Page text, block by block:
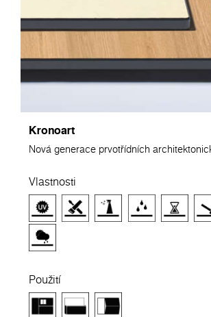
Kronoart
Nová generace prvotřídních
Vlastnosti
Použití